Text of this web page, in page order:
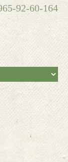
92-60-164